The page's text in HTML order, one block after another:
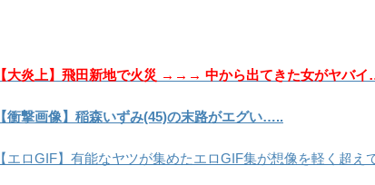
【大炎上】飛田新地で火災 →→→ 中から出てきた女がヤバ
【衝撃画像】稲森いずみ(45)の末路がエグい…..
【エロGIF】有能なヤツが集めたエロGIF集が想像を軽く超え